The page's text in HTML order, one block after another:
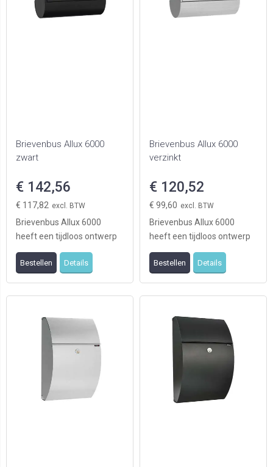
Brievenbus Allux 6000
zwart
€ 142,56
€ 117,82
Brievenbus Allux 6000
heeft een tijdloos ontwerp
en is geschikt voor zowel
moderne als kla ...
Bestellen Details
Brievenbus Allux 6000
verzinkt
€ 120,52
€ 99,60
Brievenbus Allux 6000
heeft een tijdloos ontwerp
en is geschikt voor zowel
moderne als kla ...
Bestellen Details